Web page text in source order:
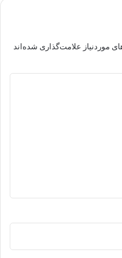
موردنیاز علامت‌گذاری شده‌اند